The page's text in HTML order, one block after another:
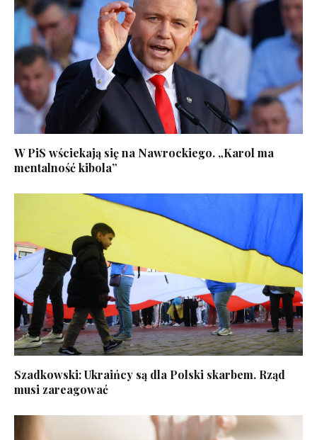
W PiS wściekają się na Nawrockiego. „Karol ma
mentalność kibola”
Szadkowski: Ukraińcy są dla Polski skarbem. Rząd
musi zareagować